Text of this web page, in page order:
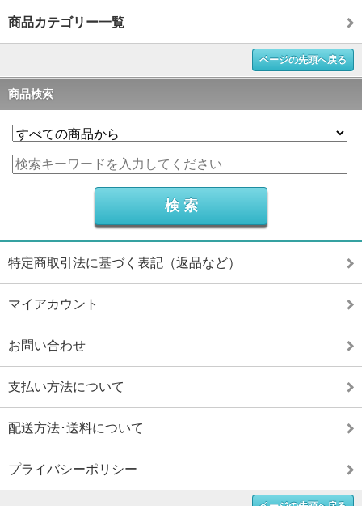
商品カテゴリー一覧
ページの先頭へ戻る
商品検索
特定商取引法に基づく表記（返品など）
マイアカウント
お問い合わせ
支払い方法について
配送方法･送料について
プライバシーポリシー